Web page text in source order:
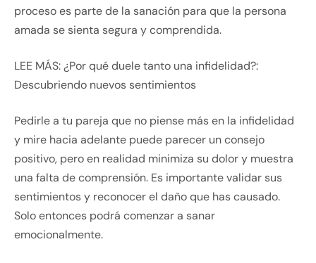
proceso es parte de la sanación para que la persona
amada se sienta segura y comprendida.
LEE MÁS: ¿Por qué duele tanto una infidelidad?:
Descubriendo nuevos sentimientos
Pedirle a tu pareja que no piense más en la infidelidad
y mire hacia adelante puede parecer un consejo
positivo, pero en realidad minimiza su dolor y muestra
una falta de comprensión. Es importante validar sus
sentimientos y reconocer el daño que has causado.
Solo entonces podrá comenzar a sanar
emocionalmente.